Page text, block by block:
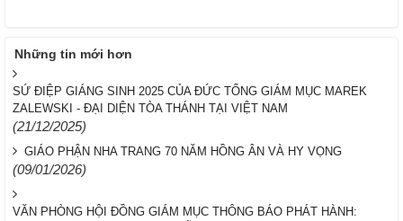
Những tin mới hơn
SỨ ĐIỆP GIÁNG SINH 2025 CỦA ĐỨC TỔNG GIÁM MỤC MAREK
ZALEWSKI - ĐẠI DIỆN TÒA THÁNH TẠI VIỆT NAM
(21/12/2025)
GIÁO PHẬN NHA TRANG 70 NĂM HỒNG ÂN VÀ HY VỌNG
(09/01/2026)
VĂN PHÒNG HỘI ĐỒNG GIÁM MỤC THÔNG BÁO PHÁT HÀNH: